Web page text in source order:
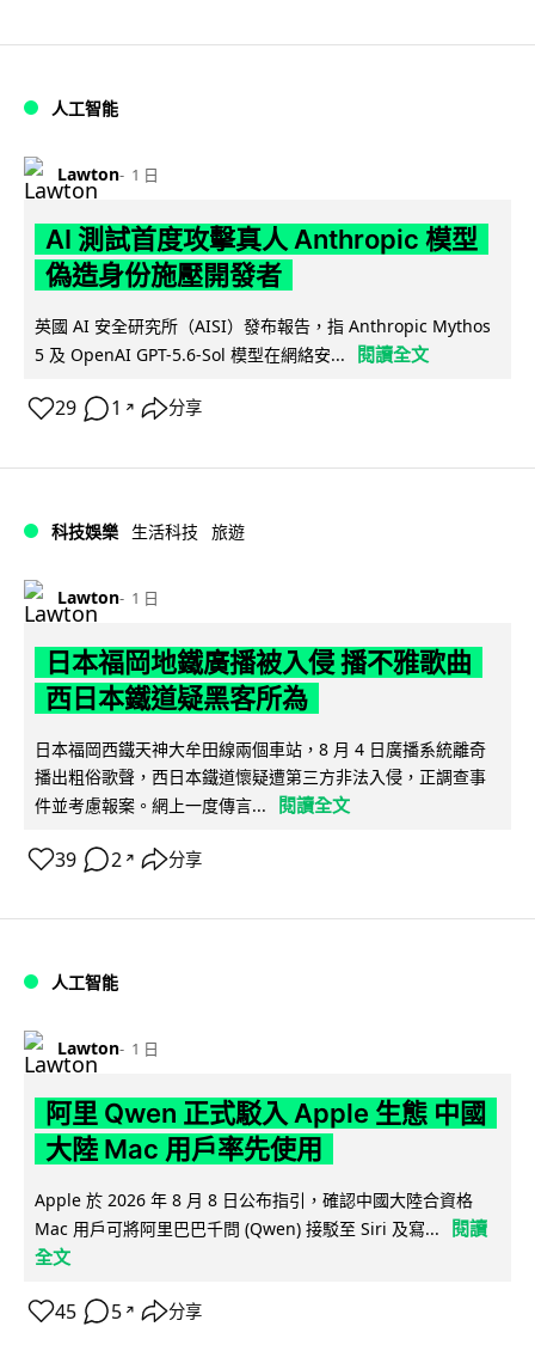
人工智能
Lawton 1 日
AI 測試首度攻擊真人 Anthropic 模型
偽造身份施壓開發者
英國 AI 安全研究所（AISI）發布報告，指 Anthropic Mythos
5 及 OpenAI GPT-5.6-Sol 模型在網絡安...
閱讀全文
29 1 ↗ 分享
科技娛樂 生活科技 旅遊
Lawton 1 日
日本福岡地鐵廣播被入侵 播不雅歌曲
西日本鐵道疑黑客所為
日本福岡西鐵天神大牟田線兩個車站，8 月 4 日廣播系統離奇
播出粗俗歌聲，西日本鐵道懷疑遭第三方非法入侵，正調查事
件並考慮報案。網上一度傳言...
閱讀全文
39 2 ↗ 分享
人工智能
Lawton 1 日
阿里 Qwen 正式駁入 Apple 生態 中國
大陸 Mac 用戶率先使用
Apple 於 2026 年 8 月 8 日公布指引，確認中國大陸合資格
Mac 用戶可將阿里巴巴千問 (Qwen) 接駁至 Siri 及寫...
閱讀
全文
45 5 ↗ 分享